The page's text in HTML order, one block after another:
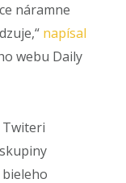
náramne
napísal
webu Daily
Twiteri